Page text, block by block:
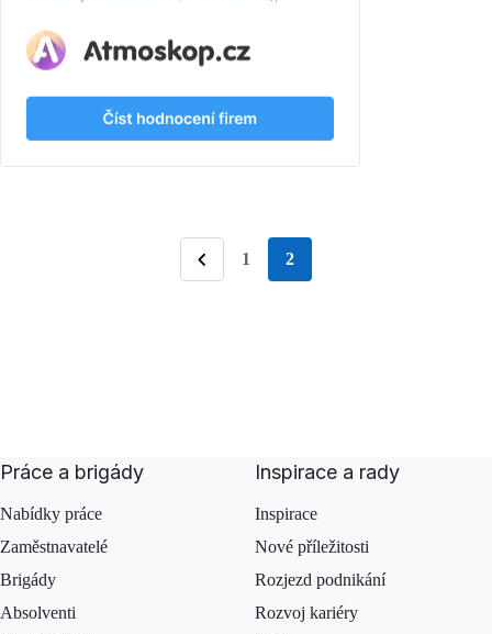
Předchozí
1 stránka
2
Práce a brigády
Nabídky práce
Zaměstnavatelé
Brigády
Absolventi
Inspirace a rady
Inspirace
Nové příležitosti
Rozjezd podnikání
Rozvoj kariéry